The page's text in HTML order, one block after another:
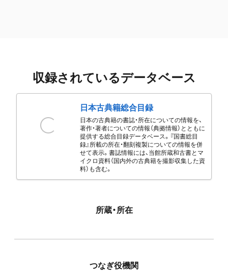
収録されているデータベース
日本古典籍総合目録
日本の古典籍の書誌・所在についての情報を、
著作・著者についての情報（典拠情報）とともに
提供する総合目録データベース。『国書総目
録』所載の所在・翻刻複製についての情報を併
せて表示。書誌情報には、当館所蔵和古書とマ
イクロ資料（国内外の古典籍を撮影収集した資
料）も含む。
所蔵・所在
つなぎ役機関